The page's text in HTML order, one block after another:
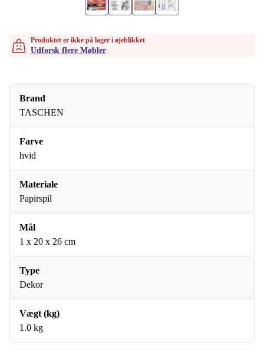
Produktet er ikke på lager i øjeblikket
Udforsk flere Møbler
Brand
TASCHEN
Farve
hvid
Materiale
Papirspil
Mål
1 x 20 x 26 cm
Type
Dekor
Vægt (kg)
1.0 kg